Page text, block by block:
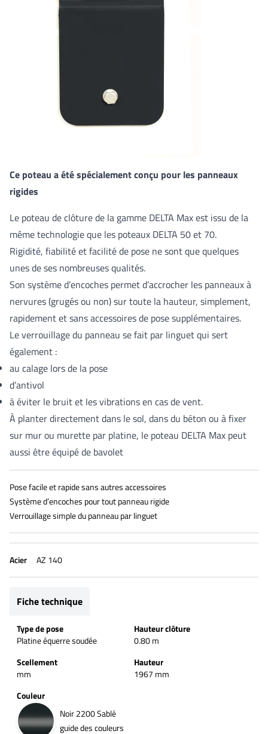
Ce poteau a été spécialement conçu pour les panneaux
rigides
Le poteau de clôture de la gamme DELTA Max est issu de la
même technologie que les poteaux DELTA 50 et 70.
Rigidité, fiabilité et facilité de pose ne sont que quelques
unes de ses nombreuses qualités.
Son système d’encoches permet d’accrocher les panneaux à
nervures (grugés ou non) sur toute la hauteur, simplement,
rapidement et sans accessoires de pose supplémentaires.
Le verrouillage du panneau se fait par linguet qui sert
également :
au calage lors de la pose
d’antivol
à éviter le bruit et les vibrations en cas de vent.
À planter directement dans le sol, dans du béton ou à fixer
sur mur ou murette par platine, le poteau DELTA Max peut
aussi être équipé de bavolet
Pose facile et rapide sans autres accessoires
Système d’encoches pour tout panneau rigide
Verrouillage simple du panneau par linguet
Acier AZ 140
Fiche technique
Type de pose
Platine équerre soudée
Hauteur clôture
0.80 m
Scellement
mm
Hauteur
1967 mm
Couleur
Noir 2200 Sablé
guide des couleurs